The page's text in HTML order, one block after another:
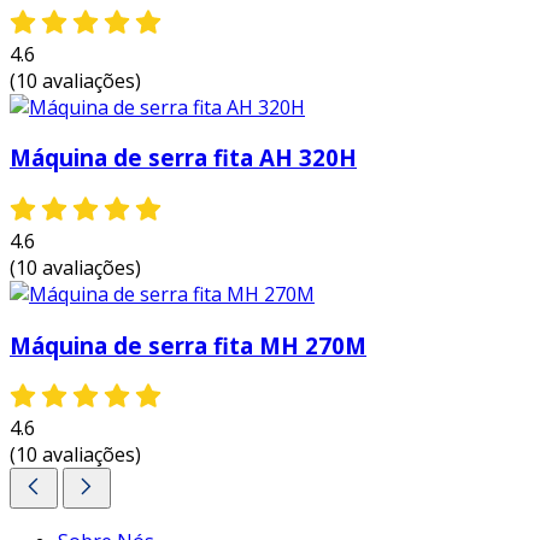
contribui para a qualidade e agilidade em
processos de corte.
entre em contato e solicite um orçamento
4.6
(10 avaliações)
Máquina de serra fita AH 320H
4.6
(10 avaliações)
Máquina de serra fita MH 270M
4.6
(10 avaliações)